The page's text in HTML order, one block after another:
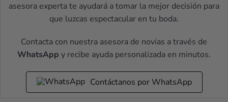
asesora experta te ayudará a tomar la mejor decisión para
que luzcas espectacular en tu boda.
Contacta con nuestra asesora de novias a través de
WhatsApp y recibe ayuda personalizada en minutos.
Contáctanos por WhatsApp